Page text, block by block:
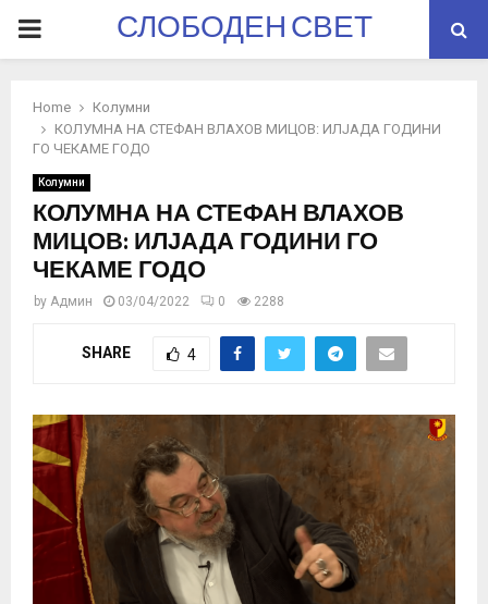
PRIMARYСЛОБОДЕН СВЕТ
Home
Колумни
КОЛУМНА НА СТЕФАН ВЛАХОВ МИЦОВ: ИЛЈАДА ГОДИНИ
ГО ЧЕКАМЕ ГОДО
Колумни
КОЛУМНА НА СТЕФАН ВЛАХОВ
МИЦОВ: ИЛЈАДА ГОДИНИ ГО
ЧЕКАМЕ ГОДО
by Админ 03/04/2022 0 2288
SHARE 4